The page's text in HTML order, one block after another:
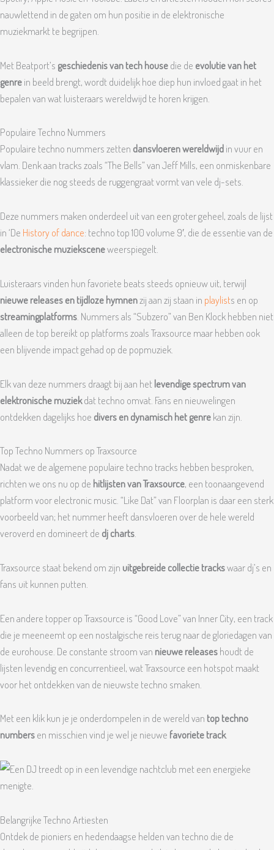
nauwlettend in de gaten om hun positie in de elektronische
muziekmarkt te begrijpen.
Met Beatport’s geschiedenis van tech housedie de evolutie van het
genrein beeld brengt, wordt duidelijk hoe diep hun invloed gaat in het
bepalen van wat luisteraars wereldwijd te horen krijgen.
Populaire Techno Nummers
Populaire techno nummers zetten dansvloeren wereldwijdin vuur en
vlam. Denk aan tracks zoals “The Bells” van Jeff Mills, een onmiskenbare
klassieker die nog steeds de ruggengraat vormt van vele dj-sets.
Deze nummers maken onderdeel uit van een groter geheel, zoals de lijst
in ‘De History of dance: techno top 100 volume 9′, die de essentie van de
electronische muzieksceneweerspiegelt.
Luisteraars vinden hun favoriete beats steeds opnieuw uit, terwijl
nieuwe releases en tijdloze hymnenzij aan zij staan in playlists en op
streamingplatforms . Nummers als “Subzero” van Ben Klock hebben niet
alleen de top bereikt op platforms zoals Traxsource maar hebben ook
een blijvende impact gehad op de popmuziek.
Elk van deze nummers draagt bij aan hetlevendige spectrum van
elektronische muziekdat techno omvat. Fans en nieuwelingen
ontdekken dagelijks hoe divers en dynamisch het genrekan zijn.
Top Techno Nummers op Traxsource
Nadat we de algemene populaire techno tracks hebben besproken,
richten we ons nu op de hitlijsten van Traxsource, een toonaangevend
platform voor electronic music. “Like Dat” van Floorplan is daar een sterk
voorbeeld van; het nummer heeft dansvloeren over de hele wereld
veroverd en domineert de dj charts.
Traxsource staat bekend om zijn uitgebreide collectie trackswaar dj’s en
fans uit kunnen putten.
Een andere topper op Traxsource is “Good Love” van Inner City, een track
die je meeneemt op een nostalgische reis terug naar de gloriedagen van
de eurohouse. De constante stroom van nieuwe releaseshoudt de
lijsten levendig en concurrentieel, wat Traxsource een hotspot maakt
voor het ontdekken van de nieuwste techno smaken.
Met een klik kun je je onderdompelen in de wereld van top techno
numbersen misschien vind je wel je nieuwe favoriete track.
Belangrijke Techno Artiesten
Ontdek de pioniers en hedendaagse helden van techno die de